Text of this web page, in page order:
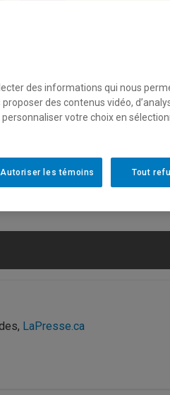
des résultats plus précis.
des contributeurices
LaPresse.ca
des informations qui nous
des contenus vidéo,
votre choix en
Tout
Autoriser les témoins